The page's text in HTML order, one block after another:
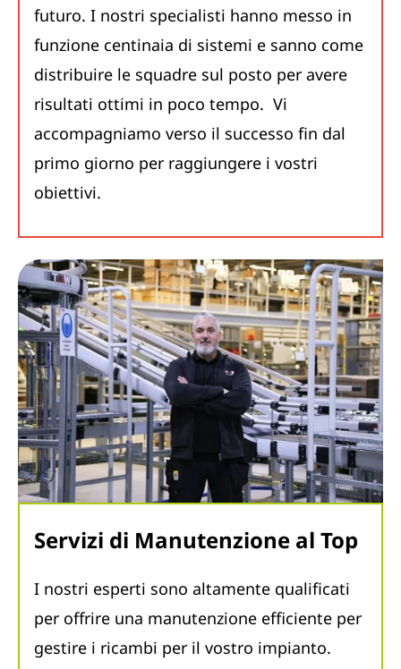
futuro. I nostri specialisti hanno messo in
funzione centinaia di sistemi e sanno come
distribuire le squadre sul posto per avere
risultati ottimi in poco tempo. Vi
accompagniamo verso il successo fin dal
primo giorno per raggiungere i vostri
obiettivi.
Servizi di Manutenzione al Top
I nostri esperti sono altamente qualificati
per offrire una manutenzione efficiente per
gestire i ricambi per il vostro impianto.